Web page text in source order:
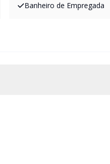
Banheiro de Empregada